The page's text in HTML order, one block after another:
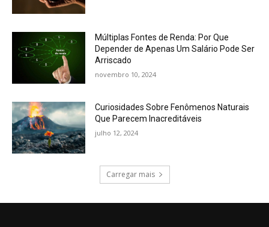
Múltiplas Fontes de Renda: Por Que
Depender de Apenas Um Salário Pode Ser
Arriscado
novembro 10, 2024
Curiosidades Sobre Fenômenos Naturais
Que Parecem Inacreditáveis
julho 12, 2024
Carregar mais